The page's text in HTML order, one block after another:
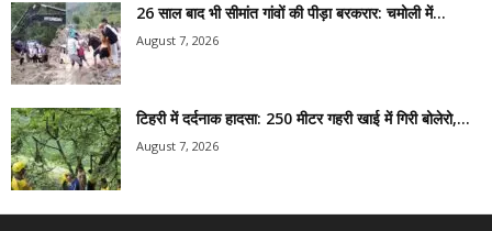
26 साल बाद भी सीमांत गांवों की पीड़ा बरकरार: चमोली में...
August 7, 2026
टिहरी में दर्दनाक हादसा: 250 मीटर गहरी खाई में गिरी बोलेरो,...
August 7, 2026